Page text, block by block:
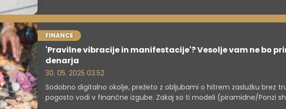
izračune še za preostale zavezance. Kdor izračuna še vedno ne bo
mora napoved vložiti sam.
FINANCE
'Pravilne vibracije in manifestacije'? Vesolje vam ne bo
denarja
30. 05. 2025 03.52
Sodobno digitalno okolje, prežeto z obljubami o hitrem zaslužku brez
pogosto vodi v finančne izgube. Zakaj so ti modeli (piramidne/Ponzi